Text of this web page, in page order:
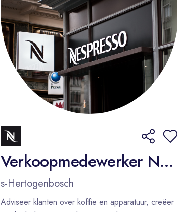
Verkoopmedewerker Nespresso Den Bosch
s-Hertogenbosch
Adviseer klanten over koffie en apparatuur, creëer